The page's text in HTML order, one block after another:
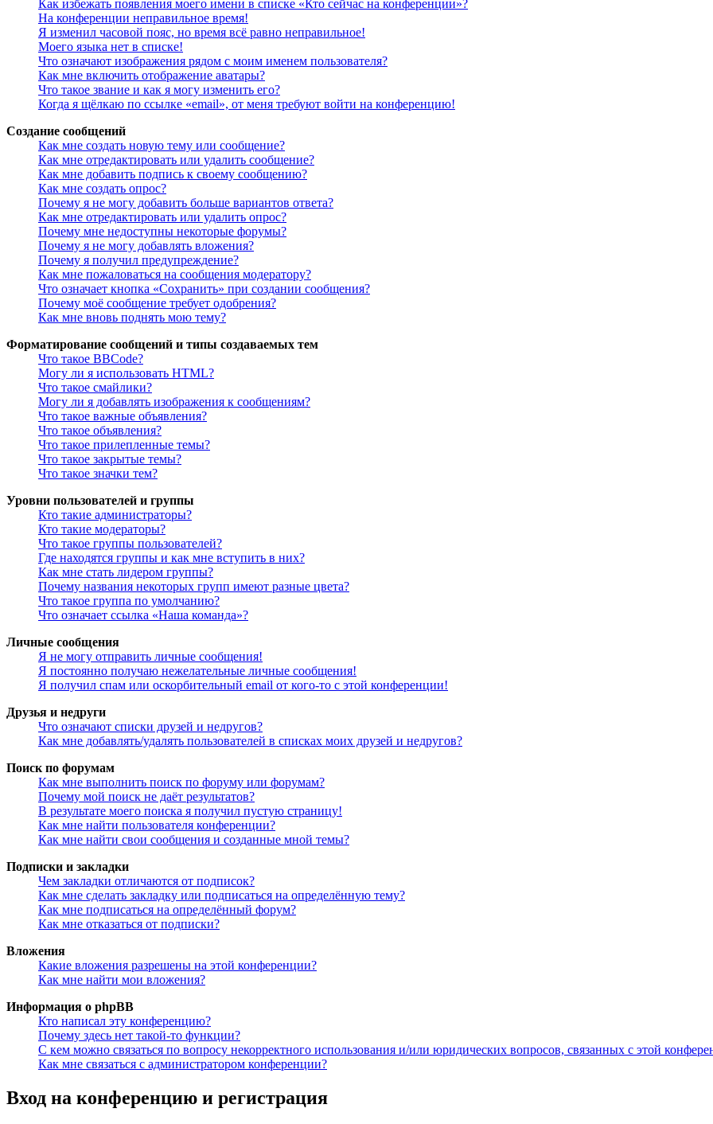
Как избежать появления моего имени в списке «Кто сейчас на конференции»?
На конференции неправильное время!
Я изменил часовой пояс, но время всё равно неправильное!
Моего языка нет в списке!
Что означают изображения рядом с моим именем пользователя?
Как мне включить отображение аватары?
Что такое звание и как я могу изменить его?
Когда я щёлкаю по ссылке «email», от меня требуют войти на конференцию!
Создание сообщений
Как мне создать новую тему или сообщение?
Как мне отредактировать или удалить сообщение?
Как мне добавить подпись к своему сообщению?
Как мне создать опрос?
Почему я не могу добавить больше вариантов ответа?
Как мне отредактировать или удалить опрос?
Почему мне недоступны некоторые форумы?
Почему я не могу добавлять вложения?
Почему я получил предупреждение?
Как мне пожаловаться на сообщения модератору?
Что означает кнопка «Сохранить» при создании сообщения?
Почему моё сообщение требует одобрения?
Как мне вновь поднять мою тему?
Форматирование сообщений и типы создаваемых тем
Что такое BBCode?
Могу ли я использовать HTML?
Что такое смайлики?
Могу ли я добавлять изображения к сообщениям?
Что такое важные объявления?
Что такое объявления?
Что такое прилепленные темы?
Что такое закрытые темы?
Что такое значки тем?
Уровни пользователей и группы
Кто такие администраторы?
Кто такие модераторы?
Что такое группы пользователей?
Где находятся группы и как мне вступить в них?
Как мне стать лидером группы?
Почему названия некоторых групп имеют разные цвета?
Что такое группа по умолчанию?
Что означает ссылка «Наша команда»?
Личные сообщения
Я не могу отправить личные сообщения!
Я постоянно получаю нежелательные личные сообщения!
Я получил спам или оскорбительный email от кого-то с этой конференции!
Друзья и недруги
Что означают списки друзей и недругов?
Как мне добавлять/удалять пользователей в списках моих друзей и недругов?
Поиск по форумам
Как мне выполнить поиск по форуму или форумам?
Почему мой поиск не даёт результатов?
В результате моего поиска я получил пустую страницу!
Как мне найти пользователя конференции?
Как мне найти свои сообщения и созданные мной темы?
Подписки и закладки
Чем закладки отличаются от подписок?
Как мне сделать закладку или подписаться на определённую тему?
Как мне подписаться на определённый форум?
Как мне отказаться от подписки?
Вложения
Какие вложения разрешены на этой конференции?
Как мне найти мои вложения?
Информация о phpBB
Кто написал эту конференцию?
Почему здесь нет такой-то функции?
С кем можно связаться по вопросу некорректного использования и/или юридических вопросов, связанных с этой
Как мне связаться с администратором конференции?
Вход на конференцию и регистрация